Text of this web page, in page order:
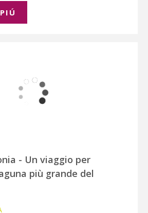
- Un viaggio per
più grande del